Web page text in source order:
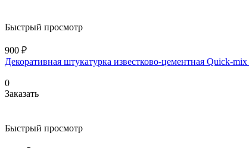
Быстрый просмотр
900 ₽
Декоративная штукатурка известково-цементная Quick-
0
Заказать
Быстрый просмотр